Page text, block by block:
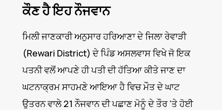
ਕੌਣ ਹੈ ਇਹ ਨੌਜਵਾਨ
ਮਿਲੀ ਜਾਣਕਾਰੀ ਅਨੁਸਾਰ ਹਰਿਆਣਾ ਦੇ ਜਿਲਾ ਰੇਵਾੜੀ
(Rewari District) ਦੇ ਪਿੰਡ ਅਸਲਵਾਸ ਵਿਖੇ ਜੋ ਇਕ
ਪਤਨੀ ਵਲੋਂ ਆਪਣੇ ਹੀ ਪਤੀ ਦੀ ਹੱਤਿਆ ਕੀਤੇ ਜਾਣ ਦਾ
ਘਟਨਾਕ੍ਰਮ ਸਾਹਮਣੇ ਆਇਆ ਹੈ ਵਿਚ ਮੌਤ ਦੇ ਘਾਟ
ਉਤਰਨ ਵਾਲੇ 21 ਨੌਜਵਾਨ ਦੀ ਪਛਾਣ ਮੋਨੂੰ ਦੇ ਤੌਰ ‘ਤੇ ਹੋਈ